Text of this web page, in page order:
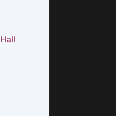
Hall